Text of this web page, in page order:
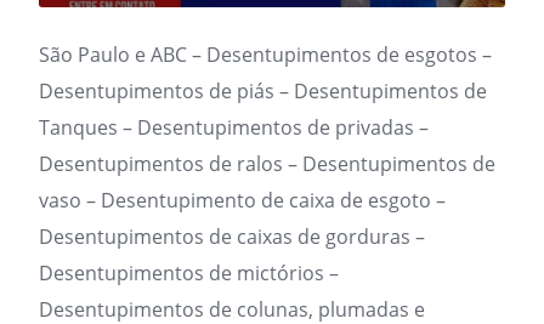
São Paulo e ABC – Desentupimentos de esgotos –
Desentupimentos de piás – Desentupimentos de
Tanques – Desentupimentos de privadas –
Desentupimentos de ralos – Desentupimentos de
vaso – Desentupimento de caixa de esgoto –
Desentupimentos de caixas de gorduras –
Desentupimentos de mictórios –
Desentupimentos de colunas, plumadas e